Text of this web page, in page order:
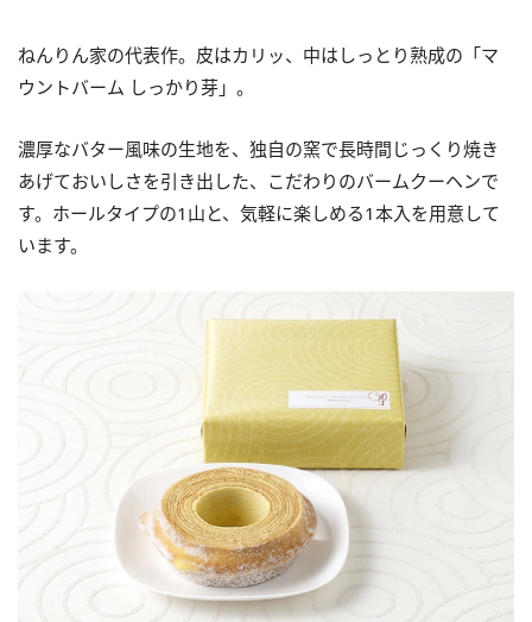
ねんりん家の代表作。皮はカリッ、中はしっとり熟成の「マ
ウントバーム しっかり芽」。
濃厚なバター風味の生地を、独自の窯で長時間じっくり焼き
あげておいしさを引き出した、こだわりのバームクーヘンで
す。ホールタイプの1山と、気軽に楽しめる1本入を用意して
います。